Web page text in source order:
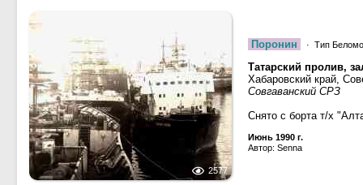
2577
Поронин · Тип
Татарский пролив,
Хабаровский край,
Совгаванский СРЗ
Снято с борта т/х
Июнь 1990 г.
Автор: Senna